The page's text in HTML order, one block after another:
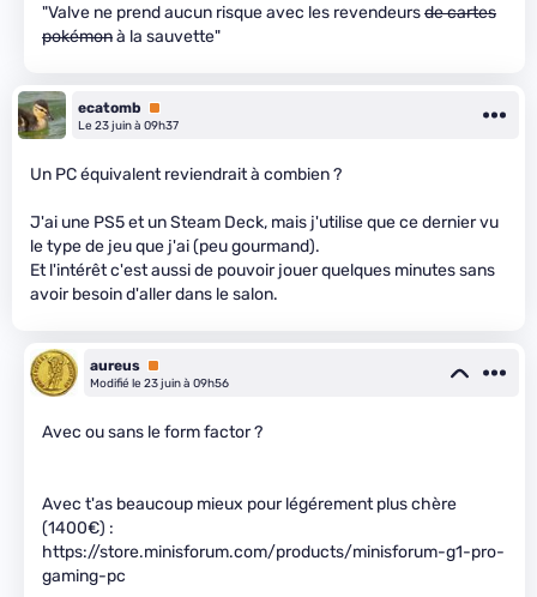
"Valve ne prend aucun risque avec les revendeursde cartes
pokémonà la sauvette"
ecatomb
Premium
Le 23 juin à 09h37
Un PC équivalent reviendrait à combien ?
J'ai une PS5 et un Steam Deck, mais j'utilise que ce dernier vu
le type de jeu que j'ai (peu gourmand).
Et l'intérêt c'est aussi de pouvoir jouer quelques minutes sans
avoir besoin d'aller dans le salon.
aureus Premium
Modifié le 23 juin à 09h56
Avec ou sans le form factor ?
Avec t'as beaucoup mieux pour légérement plus chère
(1400€) :
https://store.minisforum.com/products/minisforum-g1-pro-
gaming-pc